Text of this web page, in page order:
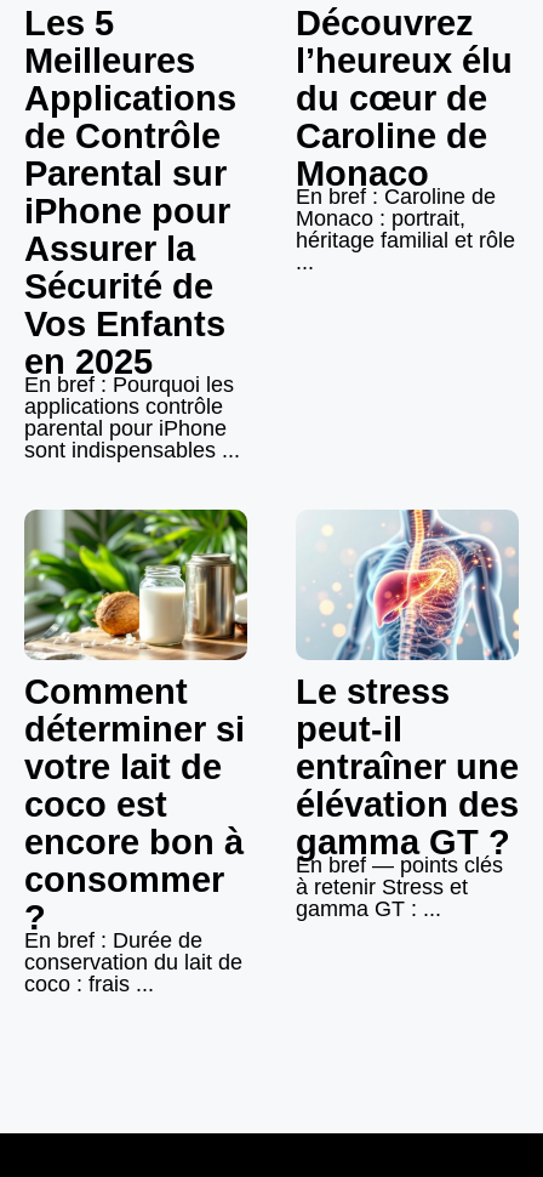
Les 5
Meilleures
Applications
de Contrôle
Parental sur
iPhone pour
Assurer la
Sécurité de
Vos Enfants
en 2025
En bref : Pourquoi les
applications contrôle
parental pour iPhone
sont indispensables ...
Découvrez
l’heureux élu
du cœur de
Caroline de
Monaco
En bref : Caroline de
Monaco : portrait,
héritage familial et rôle
...
Comment
déterminer si
votre lait de
coco est
encore bon à
consommer
?
En bref : Durée de
conservation du lait de
coco : frais ...
Le stress
peut-il
entraîner une
élévation des
gamma GT ?
En bref — points clés
à retenir Stress et
gamma GT : ...